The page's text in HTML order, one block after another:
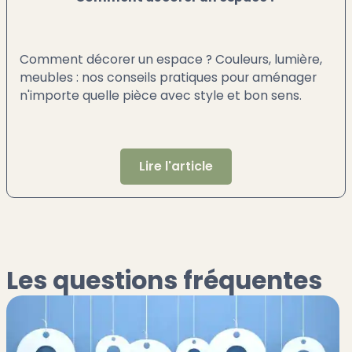
Comment décorer un espace ? Couleurs, lumière,
meubles : nos conseils pratiques pour aménager
n'importe quelle pièce avec style et bon sens.
Lire l'article
Les questions fréquentes